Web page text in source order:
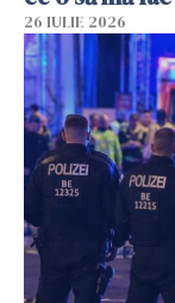
26 IULIE 2026